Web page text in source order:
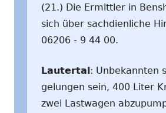
(21.) Die Ermittler in
sich über sachdienliche
06206 - 9 44 00.
Lautertal: Unbekannten
gelungen sein, 400 Liter
zwei Lastwagen